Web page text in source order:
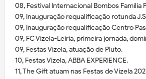
08, Festival Internacional Bombos Família
09, Inauguração requalificação rotunda
09, Inauguração requalificação Centro
09, FC Vizela-Leiria, primeira jornada,
09, Festas Vizela, atuação de Pluto.
10, Festas Vizela, ABBA EXPERIENCE.
11, The Gift atuam nas Festas de Vizela